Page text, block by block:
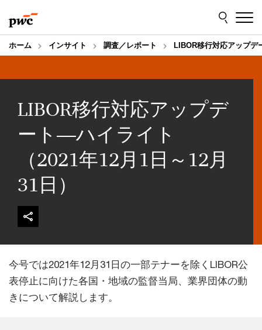
to
content
to
footer
ホーム インサイト 調査／レポート LIBOR移行対応アップデ
LIBOR移行対応アップデ
ート―ハイライト
（2021年12月1日～12月
31日）
今号では2021年12月31日の一部テナーを除くLIBOR公
表停止に向けた各国・地域の監督当局、業界団体の動
きについて解説します。